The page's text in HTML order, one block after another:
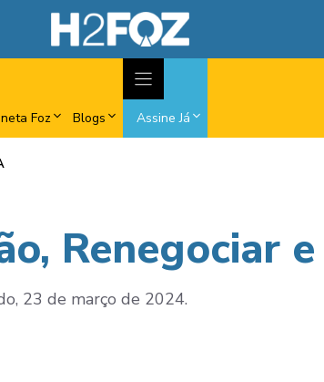
Foz Blogs Assine Já
Renegociar
23 de março de 2024.